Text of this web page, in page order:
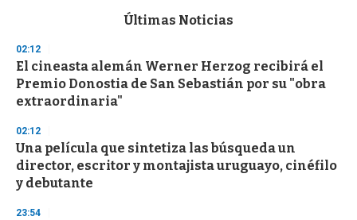
d
s
o
f
3
s
e
c
o
n
d
Últimas Noticias
02:12
El cineasta alemán Werner Herzog recibirá el
Premio Donostia de San Sebastián por su "obra
extraordinaria"
02:12
Una película que sintetiza las búsqueda un
director, escritor y montajista uruguayo, cinéfilo
y debutante
23:54